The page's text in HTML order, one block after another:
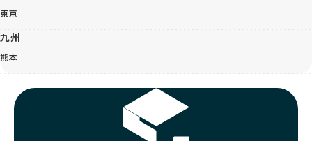
東京
九州
熊本